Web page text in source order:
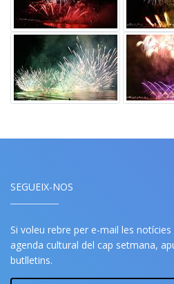
SEGUEIX-NOS
Si voleu rebre per e-mail les
agenda cultural del cap setmana,
butlletins.